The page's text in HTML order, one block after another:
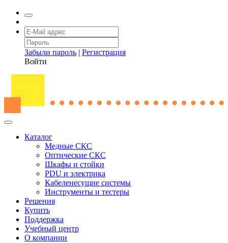
Забыли пароль | Регистрация
Войти
Каталог
Медные СКС
Оптические СКС
Шкафы и стойки
PDU и электрика
Кабеленесущие системы
Инструменты и тестеры
Решения
Купить
Поддержка
Учебный центр
О компании